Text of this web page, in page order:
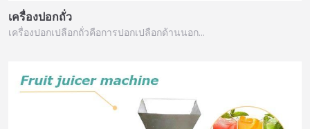
เครื่องปอกถั่ว
เครื่องปอกเปลือกถั่วคือการปอกเปลือกด้านนอก…